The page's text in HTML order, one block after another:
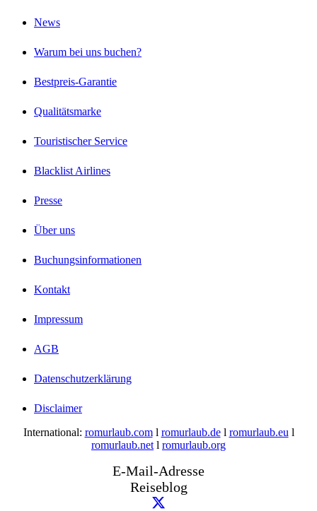
News
Warum bei uns buchen?
Bestpreis-Garantie
Qualitätsmarke
Touristischer Service
Blacklist Airlines
Presse
Über uns
Buchungsinformationen
Kontakt
Impressum
AGB
Datenschutzerklärung
Disclaimer
International: romurlaub.coml romurlaub.del romurlaub.eu l
romurlaub.net l romurlaub.org
E-Mail-Adresse
Reiseblog